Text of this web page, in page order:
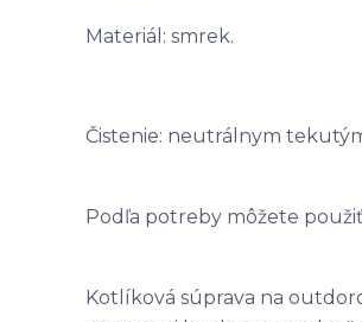
Materiál: smrek.
Čistenie: neutrálnym
Podľa potreby môžete
Kotlíková súprava na